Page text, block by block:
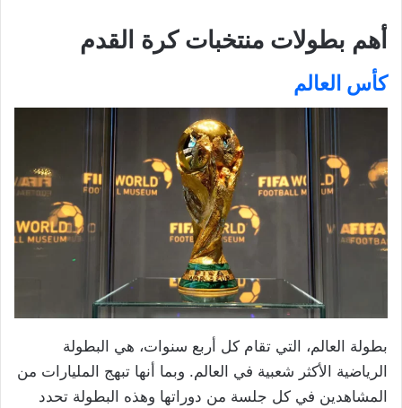
أهم بطولات منتخبات كرة القدم
كأس العالم
بطولة العالم، التي تقام كل أربع سنوات، هي البطولة
الرياضية الأكثر شعبية في العالم. وبما أنها تبهج المليارات من
المشاهدين في كل جلسة من دوراتها وهذه البطولة تحدد